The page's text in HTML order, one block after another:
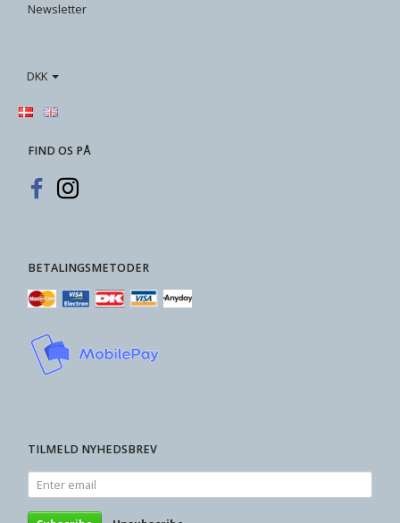
Newsletter
DKK
FIND OS PÅ
BETALINGSMETODER
TILMELD NYHEDSBREV
Enter
email